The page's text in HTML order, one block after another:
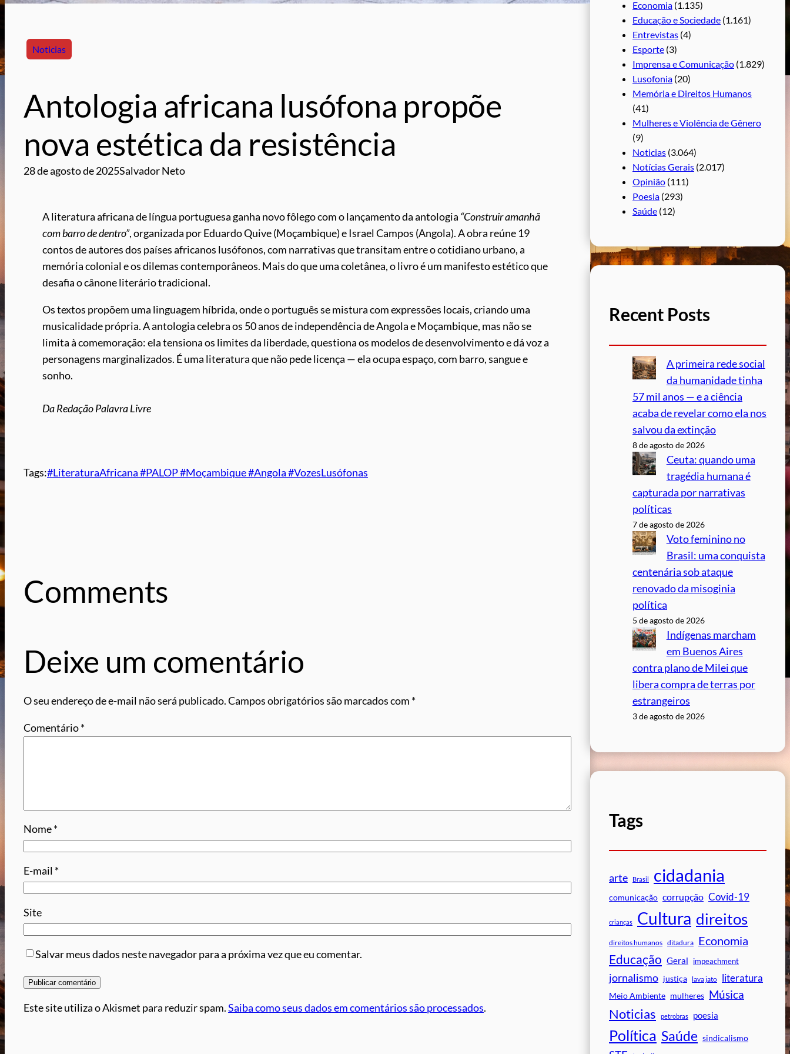
Noticias
Antologia africana lusófona propõe
nova estética da resistência
28 de agosto de 2025Salvador Neto
A literatura africana de língua portuguesa ganha novo fôlego com o lançamento da antologia “Construir amanhã
com barro de dentro”, organizada por Eduardo Quive (Moçambique) e Israel Campos (Angola). A obra reúne 19
contos de autores dos países africanos lusófonos, com narrativas que transitam entre o cotidiano urbano, a
memória colonial e os dilemas contemporâneos. Mais do que uma coletânea, o livro é um manifesto estético que
desafia o cânone literário tradicional.
Os textos propõem uma linguagem híbrida, onde o português se mistura com expressões locais, criando uma
musicalidade própria. A antologia celebra os 50 anos de independência de Angola e Moçambique, mas não se
limita à comemoração: ela tensiona os limites da liberdade, questiona os modelos de desenvolvimento e dá voz a
personagens marginalizados. É uma literatura que não pede licença — ela ocupa espaço, com barro, sangue e
sonho.
Da Redação Palavra Livre
Tags:#LiteraturaAfricana #PALOP #Moçambique #Angola #VozesLusófonas
Comments
Deixe um comentário
O seu endereço de e-mail não será publicado.Campos obrigatórios são marcados com *
Comentário*
Nome*
E-mail *
Site
Salvar meus dados neste navegador para a próxima vez que eu comentar.
Este site utiliza o Akismet para reduzir spam.Saiba como seus dados em comentários são processados.
Economia (1.135)
Educação e Sociedade (1.161)
Entrevistas (4)
Esporte (3)
Imprensa e Comunicação (1.829)
Lusofonia (20)
Memória e Direitos Humanos
(41)
Mulheres e Violência de Gênero
(9)
Noticias (3.064)
Notícias Gerais (2.017)
Opinião (111)
Poesia (293)
Saúde (12)
Recent Posts
A primeira rede social
da humanidade tinha
57 mil anos — e a ciência
acaba de revelar como ela nos
salvou da extinção
8 de agosto de 2026
Ceuta: quando uma
tragédia humana é
capturada por narrativas
políticas
7 de agosto de 2026
Voto feminino no
Brasil: uma conquista
centenária sob ataque
renovado da misoginia
política
5 de agosto de 2026
Indígenas marcham
em Buenos Aires
contra plano de Milei que
libera compra de terras por
estrangeiros
3 de agosto de 2026
Tags
arte Brasil cidadania
comunicação corrupção Covid-19
crianças Cultura direitos
direitos humanos ditadura Economia
Educação Geral impeachment
jornalismo justiça lava jato literatura
Meio Ambiente mulheres Música
Noticias petrobras poesia
Política Saúde sindicalismo